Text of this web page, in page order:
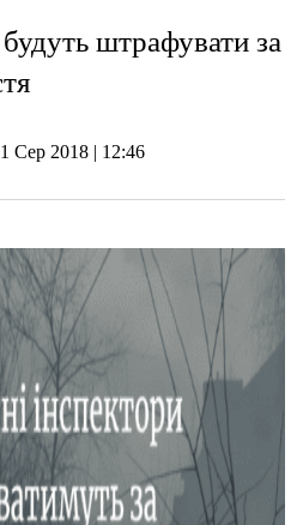
штрафувати за
Сер 2018 | 12:46